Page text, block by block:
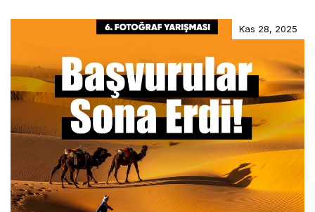
Kas 28, 2025